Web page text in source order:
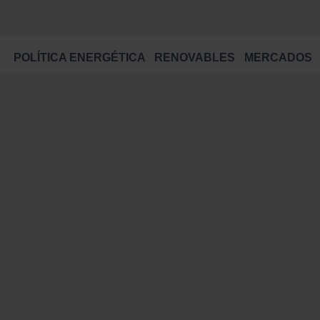
POLÍTICA ENERGÉTICA RENOVABLES MERCADOS